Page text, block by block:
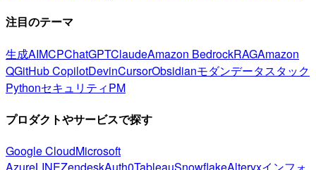
注目のテーマ
生成AIMCPChatGPTClaudeAmazon BedrockRAGAmazon
QGitHub CopilotDevinCursorObsidianモダンデータスタック
PythonセキュリティPM
プロダクトやサービスで探す
Google CloudMicrosoft